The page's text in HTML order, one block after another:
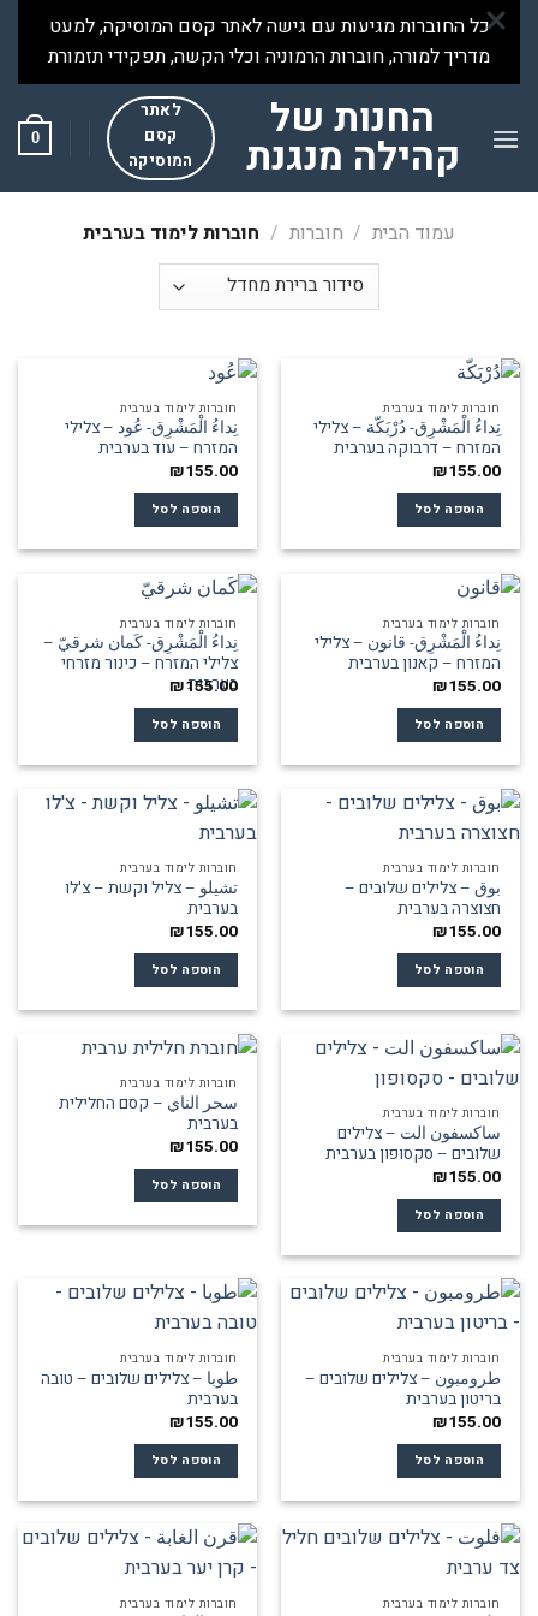
Skip כל החוברות מגיעות עם גישה לאתר קסם המוסיקה, למעט
מדריך למורה, חוברות הרמוניה וכלי הקשה, תפקידי תזמורת
החנות של
קהילה מנגנת
לאתר
קסם
המוסיקה
0
עמוד הבית / חוברות / חוברות לימוד בערבית
חוברות לימוד בערבית
نِداءُ الْمَشْرِق- دُرْبَكّة – צלילי
המזרח – דרבוקה בערבית
₪155.00
הוספה לסל
חוברות לימוד בערבית
نِداءُ الْمَشْرِق- عُود – צלילי
המזרח – עוד בערבית
₪155.00
הוספה לסל
חוברות לימוד בערבית
نِداءُ الْمَشْرِق- قانون – צלילי
המזרח – קאנון בערבית
₪155.00
הוספה לסל
חוברות לימוד בערבית
نِداءُ الْمَشْرِق- كَمان شرقيّ –
צלילי המזרח – כינור מזרחי
בערבית₪155.00
הוספה לסל
חוברות לימוד בערבית
بوق – צלילים שלובים –
חצוצרה בערבית
₪155.00
הוספה לסל
חוברות לימוד בערבית
تشيلو – צליל וקשת – צ'לו
בערבית
₪155.00
הוספה לסל
חוברות לימוד בערבית
ساكسفون الت – צלילים
שלובים – סקסופון בערבית
₪155.00
הוספה לסל
חוברות לימוד בערבית
سحر الناي – קסם החלילית
בערבית
₪155.00
הוספה לסל
חוברות לימוד בערבית
طرومبون – צלילים שלובים –
בריטון בערבית
₪155.00
הוספה לסל
חוברות לימוד בערבית
طوبا – צלילים שלובים – טובה
בערבית
₪155.00
הוספה לסל
חוברות לימוד בערבית חוברות לימוד בערבית